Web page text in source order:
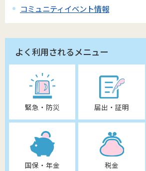
コミュニティイベント情報
よく利用されるメニュー
緊急・防災 届出・証明
国保・年金 税金